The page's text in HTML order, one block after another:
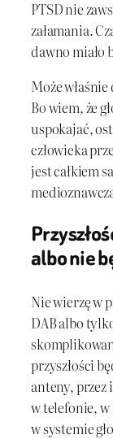
PTSD nie
załamania.
dawno miało
Może
Bo wiem, że
uspokajać,
człowieka
jest całkiem
albo nie
Nie wierzę w
DAB albo
przyszłości
anteny,
w telefonie,
w systemie